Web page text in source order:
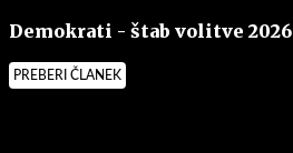
Demokrati - štab volitve 2026
PREBERI ČLANEK